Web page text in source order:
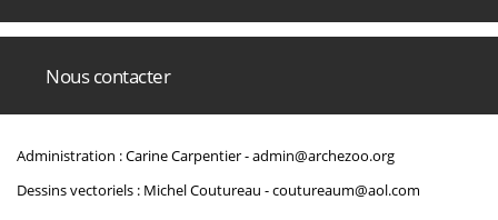
Nous contacter
Administration : Carine Carpentier -admin@archezoo.org
Dessins vectoriels : Michel Coutureau -coutureaum@aol.com